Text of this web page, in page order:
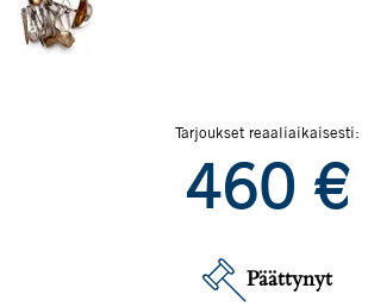
Tarjoukset reaaliaikaisesti:
460 €
Päättynyt